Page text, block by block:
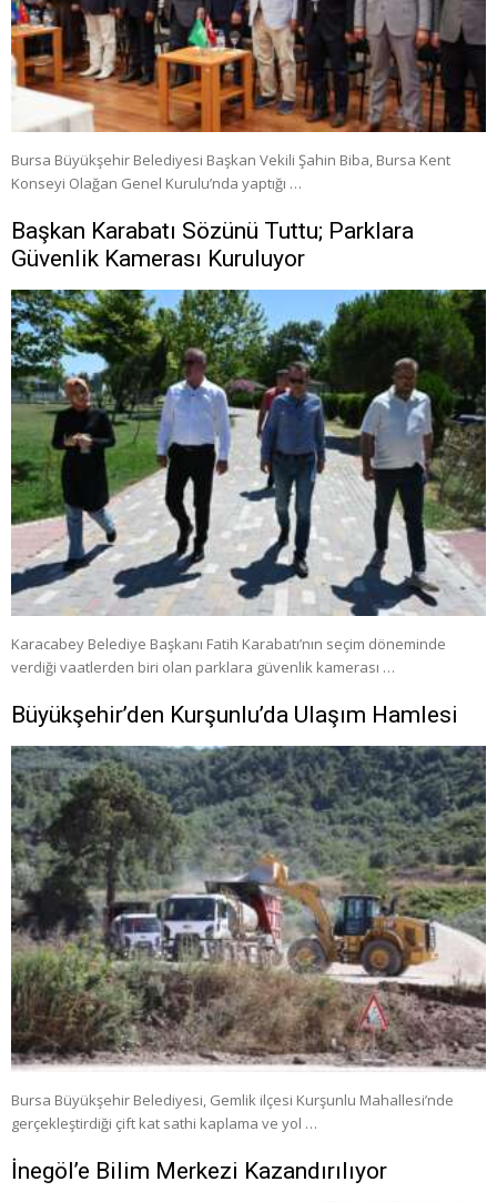
Bursa Büyükşehir Belediyesi Başkan Vekili Şahin Biba, Bursa Kent
Konseyi Olağan Genel Kurulu’nda yaptığı …
Başkan Karabatı Sözünü Tuttu; Parklara
Güvenlik Kamerası Kuruluyor
Karacabey Belediye Başkanı Fatih Karabatı’nın seçim döneminde
verdiği vaatlerden biri olan parklara güvenlik kamerası …
Büyükşehir’den Kurşunlu’da Ulaşım Hamlesi
Bursa Büyükşehir Belediyesi, Gemlik ilçesi Kurşunlu Mahallesi’nde
gerçekleştirdiği çift kat sathi kaplama ve yol …
İnegöl’e Bilim Merkezi Kazandırılıyor